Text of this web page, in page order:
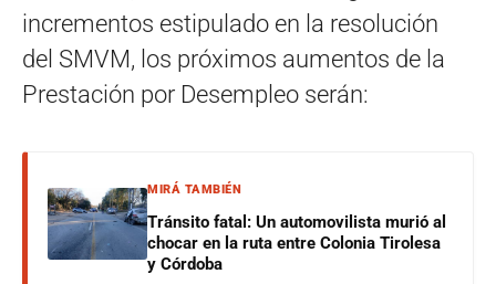
incrementos estipulado en la resolución
del SMVM, los próximos aumentos de la
Prestación por Desempleo serán:
MIRÁ TAMBIÉN
Tránsito fatal: Un automovilista murió al
chocar en la ruta entre Colonia Tirolesa
y Córdoba